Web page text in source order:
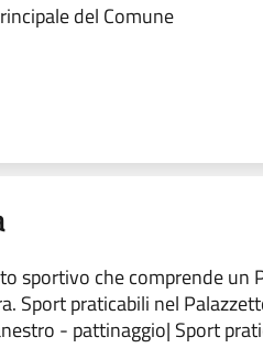
del Comune
sportivo che comprende un
Sport praticabili nel
- pattinaggio| Sport